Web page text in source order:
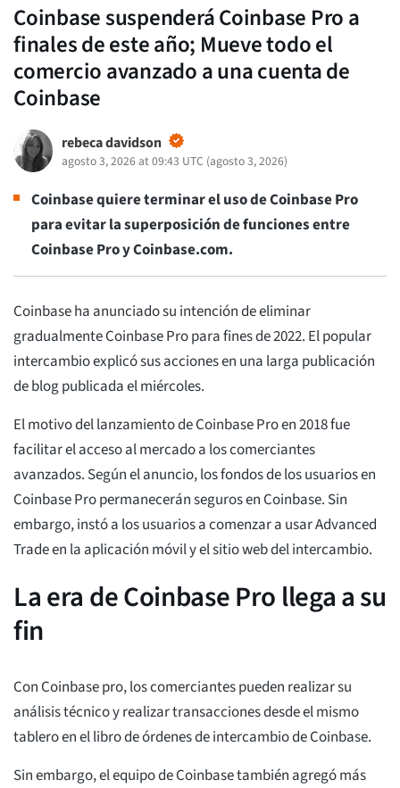
Coinbase suspenderá Coinbase Pro a
finales de este año; Mueve todo el
comercio avanzado a una cuenta de
Coinbase
rebeca davidson
agosto 3, 2026 at 09:43 UTC (agosto 3, 2026)
Coinbase quiere terminar el uso de Coinbase Pro
para evitar la superposición de funciones entre
Coinbase Pro y Coinbase.com.
Coinbase ha anunciado su intención de eliminar
gradualmente Coinbase Pro para fines de 2022. El popular
intercambio explicó sus acciones en una larga publicación
de blog publicada el miércoles.
El motivo del lanzamiento de Coinbase Pro en 2018 fue
facilitar el acceso al mercado a los comerciantes
avanzados. Según el anuncio, los fondos de los usuarios en
Coinbase Pro permanecerán seguros en Coinbase. Sin
embargo, instó a los usuarios a comenzar a usar Advanced
Trade en la aplicación móvil y el sitio web del intercambio.
La era de Coinbase Pro llega a su
fin
Con Coinbase pro, los comerciantes pueden realizar su
análisis técnico y realizar transacciones desde el mismo
tablero en el libro de órdenes de intercambio de Coinbase.
Sin embargo, el equipo de Coinbase también agregó más